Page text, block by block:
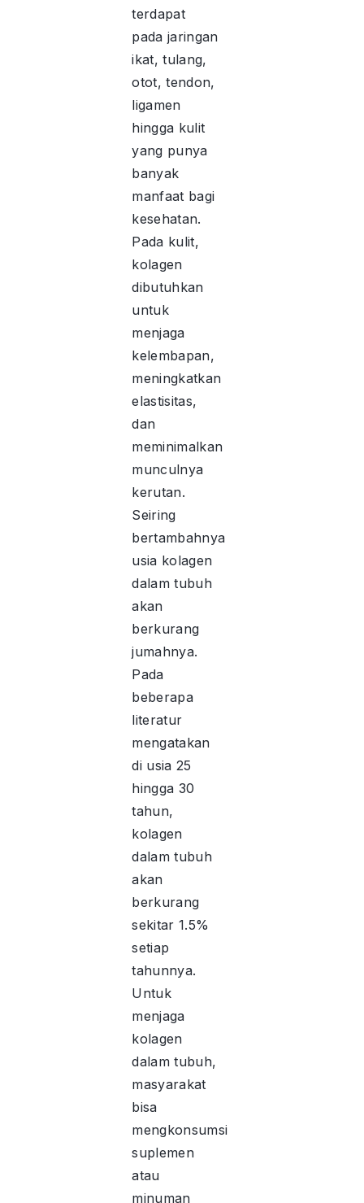
terdapat
pada jaringan
ikat, tulang,
otot, tendon,
ligamen
hingga kulit
yang punya
banyak
manfaat bagi
kesehatan.
Pada kulit,
kolagen
dibutuhkan
untuk
menjaga
kelembapan,
meningkatkan
elastisitas,
dan
meminimalkan
munculnya
kerutan.
Seiring
bertambahnya
usia kolagen
dalam tubuh
akan
berkurang
jumahnya.
Pada
beberapa
literatur
mengatakan
di usia 25
hingga 30
tahun,
kolagen
dalam tubuh
akan
berkurang
sekitar 1.5%
setiap
tahunnya.
Untuk
menjaga
kolagen
dalam tubuh,
masyarakat
bisa
mengkonsumsi
suplemen
atau
minuman